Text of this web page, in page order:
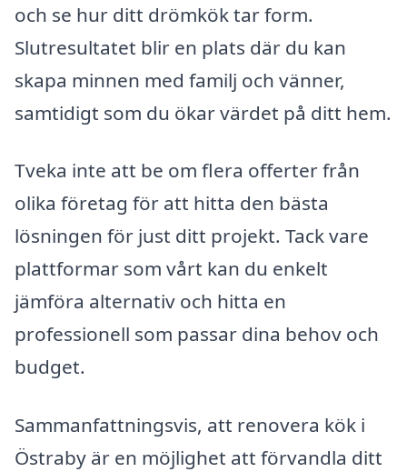
och se hur ditt drömkök tar form.
Slutresultatet blir en plats där du kan
skapa minnen med familj och vänner,
samtidigt som du ökar värdet på ditt hem.
Tveka inte att be om flera offerter från
olika företag för att hitta den bästa
lösningen för just ditt projekt. Tack vare
plattformar som vårt kan du enkelt
jämföra alternativ och hitta en
professionell som passar dina behov och
budget.
Sammanfattningsvis, att renovera kök i
Östraby är en möjlighet att förvandla ditt